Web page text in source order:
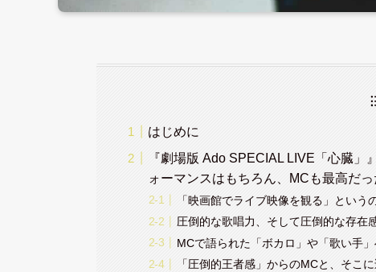
はじめに
『劇場版 Ado SPECIAL LIVE「心臓
ォーマンスはもちろん、MCも最高だっ
「映画館でライブ映像を観る」という
圧倒的な歌唱力、そして圧倒的な存在
MCで語られた「ボカロ」や「歌い手
「圧倒的王者感」からのMCと、そこ